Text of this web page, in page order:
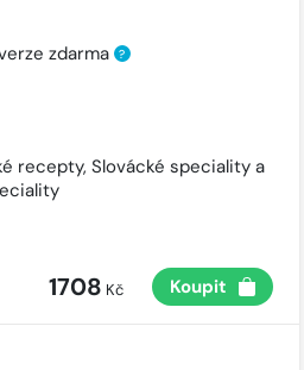
zdarma ?
recepty, Slovácké speciality a
1708 Kč Koupit